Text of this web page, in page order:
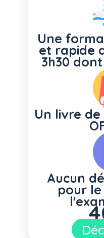
Une
et rapide
3h30
Un livre
Aucun
pour